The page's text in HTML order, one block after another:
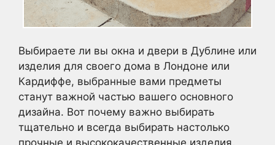
Выбираете ли вы окна и двери в Дублине или
изделия для своего дома в Лондоне или
Кардиффе, выбранные вами предметы
станут важной частью вашего основного
дизайна. Вот почему важно выбирать
тщательно и всегда выбирать настолько
прочные и высококачественные изделия,